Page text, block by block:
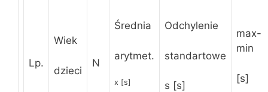
Lp.
Wiek
dzieci
N
Średnia
arytmet.
x [s]
Odchylenie
standartowe
s [s]
max-
min
[s]